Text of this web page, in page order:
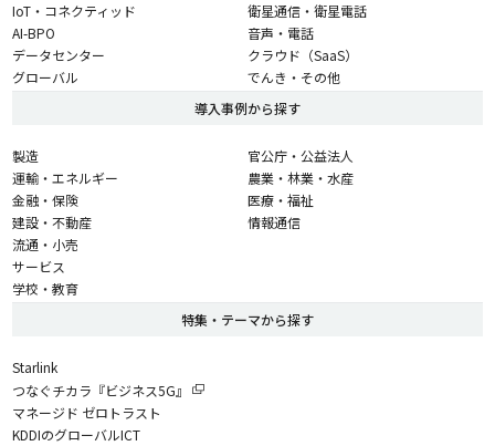
IoT・コネクティッド
AI-BPO
データセンター
グローバル
衛星通信・衛星電話
音声・電話
クラウド（SaaS）
でんき・その他
導入事例から探す
製造
運輸・エネルギー
金融・保険
建設・不動産
流通・小売
サービス
学校・教育
官公庁・公益法人
農業・林業・水産
医療・福祉
情報通信
特集・テーマから探す
Starlink
つなぐチカラ『ビジネス5G』
マネージド ゼロトラスト
KDDIのグローバルICT